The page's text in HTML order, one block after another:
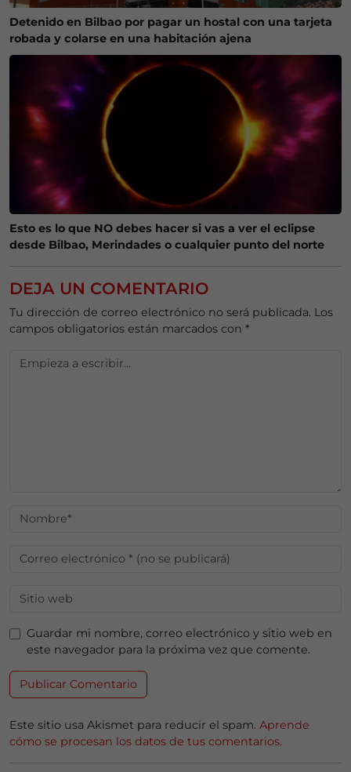
Detenido en Bilbao por pagar un hostal con una tarjeta
robada y colarse en una habitación ajena
Esto es lo que NO debes hacer si vas a ver el eclipse
desde Bilbao, Merindades o cualquier punto del norte
DEJA UN COMENTARIO
Tu dirección de correo electrónico no será publicada. Los
campos obligatorios están marcados con *
Guardar mi nombre, correo electrónico y sitio web en
este navegador para la próxima vez que comente.
Este sitio usa Akismet para reducir el spam. Aprende
cómo se procesan los datos de tus comentarios.